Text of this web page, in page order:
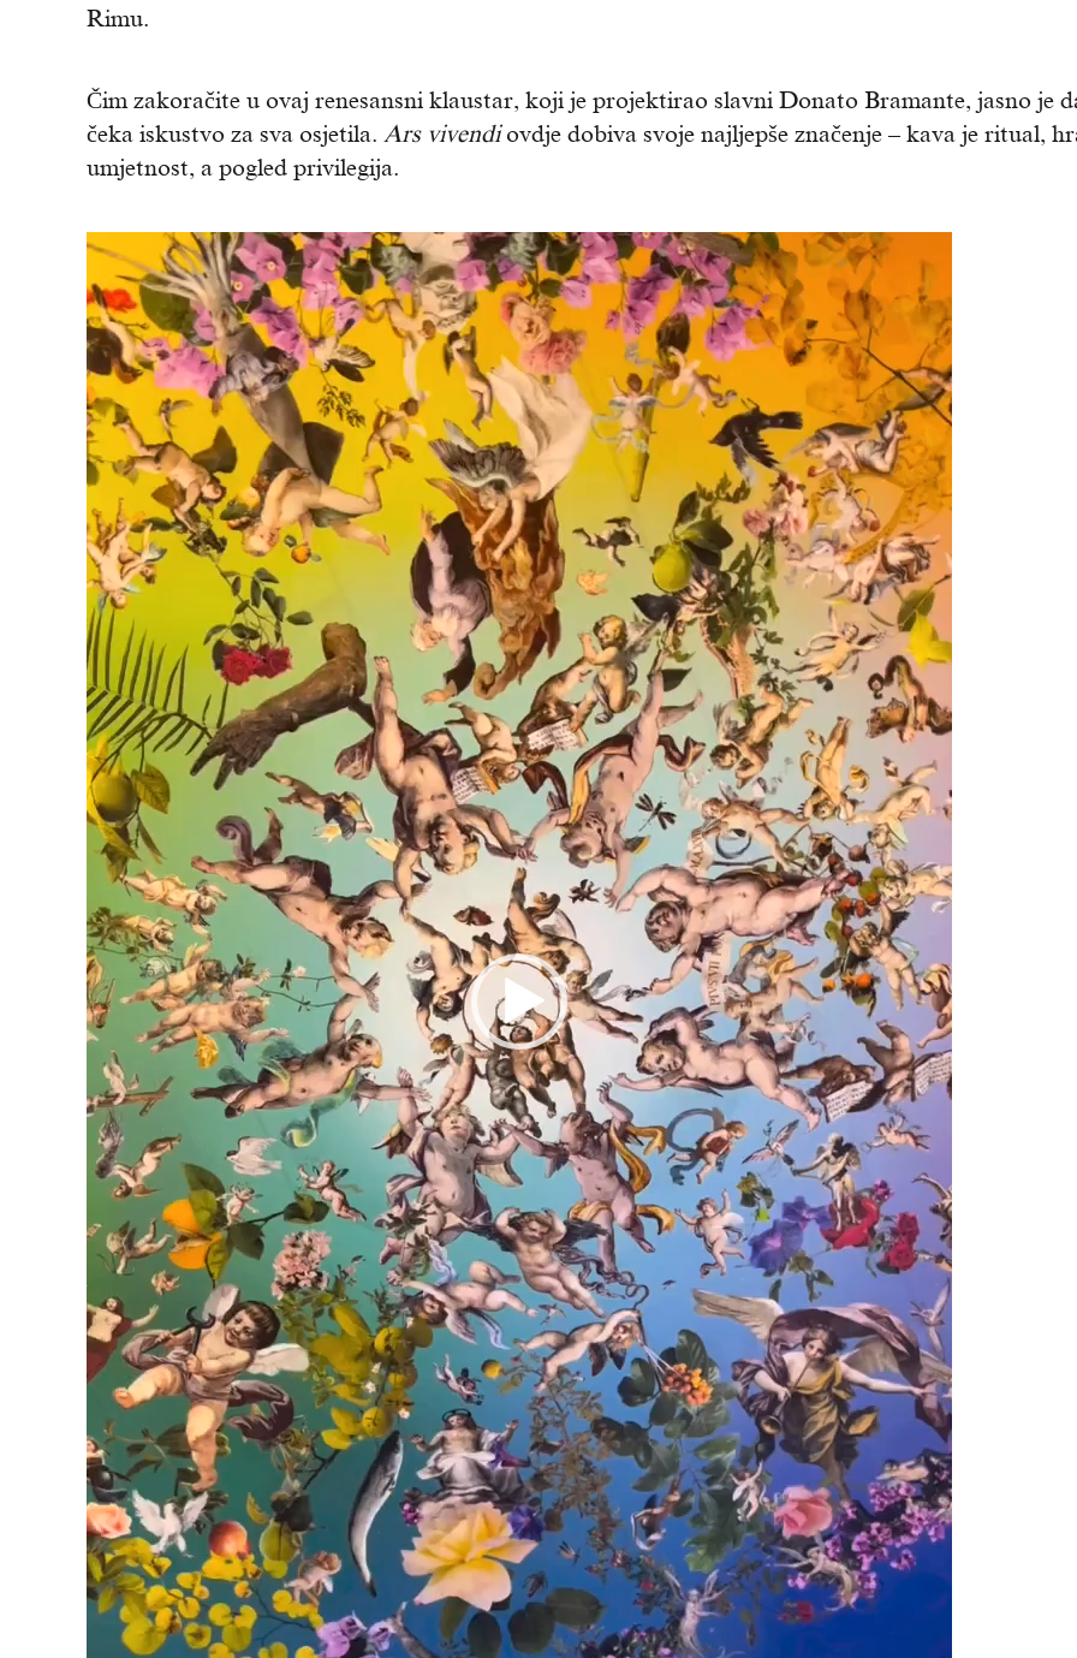
Rimu.
Čim zakoračite u ovaj renesansni klaustar, koji je projektirao slavni Donato Bramante, jasno je
čeka iskustvo za sva osjetila. Ars vivendiovdje dobiva svoje najljepše značenje – kava je ritual,
umjetnost, a pogled privilegija.
Reproduktor
videozapisa